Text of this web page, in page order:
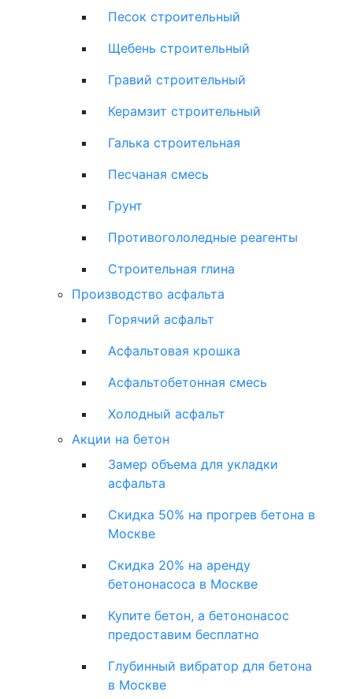
Песок строительный
Щебень строительный
Гравий строительный
Керамзит строительный
Галька строительная
Песчаная смесь
Грунт
Противогололедные реагенты
Строительная глина
Производство асфальта
Горячий асфальт
Асфальтовая крошка
Асфальтобетонная смесь
Холодный асфальт
Акции на бетон
Замер объема для укладки
асфальта
Скидка 50% на прогрев бетона в
Москве
Скидка 20% на аренду
бетононасоса в Москве
Купите бетон, а бетононасос
предоставим бесплатно
Глубинный вибратор для бетона
в Москве